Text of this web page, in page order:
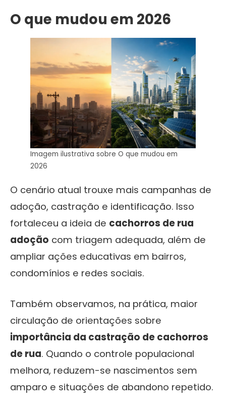
O que mudou em 2026
Imagem ilustrativa sobre O que mudou em
2026
O cenário atual trouxe mais campanhas de
adoção, castração e identificação. Isso
fortaleceu a ideia de cachorros de rua
adoção com triagem adequada, além de
ampliar ações educativas em bairros,
condomínios e redes sociais.
Também observamos, na prática, maior
circulação de orientações sobre
importância da castração de cachorros
de rua. Quando o controle populacional
melhora, reduzem-se nascimentos sem
amparo e situações de abandono repetido.